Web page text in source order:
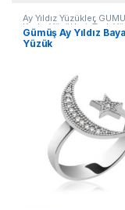
Ay Yıldız Yüzükler,
Kadın Yüzükleri ,Taşlı
Yüzük
Gümüş Ay Yıldız
Yüzük